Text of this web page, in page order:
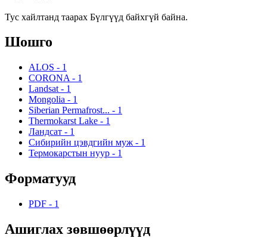
Тус хайлтанд таарах Бүлгүүд байхгүй байна.
Шошго
ALOS - 1
CORONA - 1
Landsat - 1
Mongolia - 1
Siberian Permafrost... - 1
Thermokarst Lake - 1
Ландсат - 1
Сибирийн цэвдгийн муж - 1
Термокарстын нуур - 1
Форматууд
PDF - 1
Ашиглах зөвшөөрлүүд